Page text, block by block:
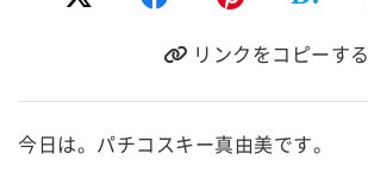
リンクをコピーする
今日は。パチコスキー真由美です。